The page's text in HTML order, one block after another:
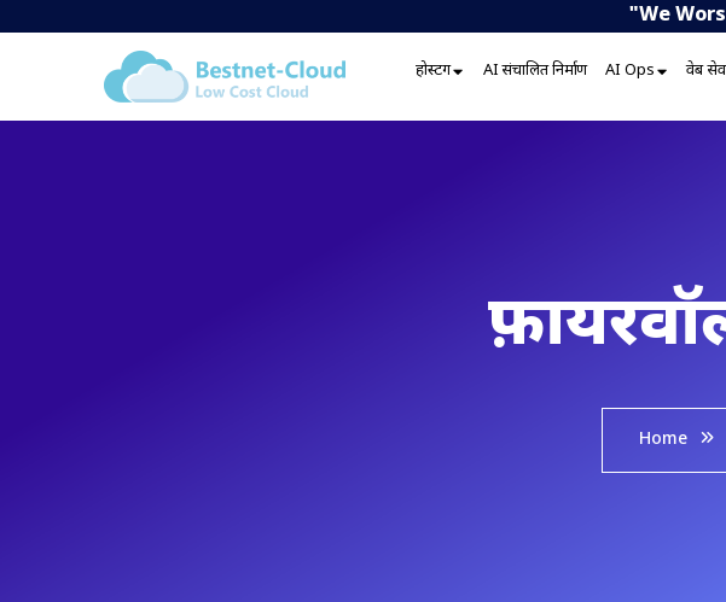
"We
होस्टिंग AI संचालित निर्माण AI Ops वेब
Home